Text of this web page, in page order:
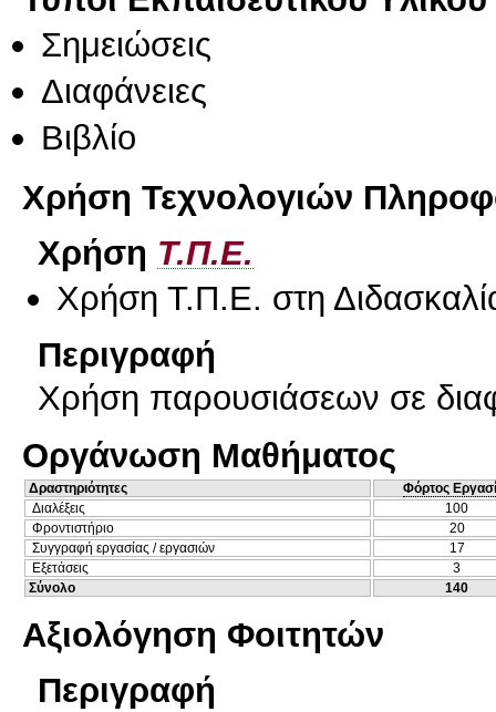
Σημειώσεις
Διαφάνειες
Βιβλίο
Χρήση Τεχνολογιών
Χρήση Τ.Π.Ε.
Χρήση Τ.Π.Ε. στη
Περιγραφή
Χρήση παρουσιάσεων σε
Οργάνωση Μαθήματος
Δραστηριότητες
Φόρτος
Διαλέξεις
100
Φροντιστήριο
20
Συγγραφή εργασίας / εργασιών
17
Εξετάσεις
3
Σύνολο
140
Αξιολόγηση Φοιτητών
Περιγραφή